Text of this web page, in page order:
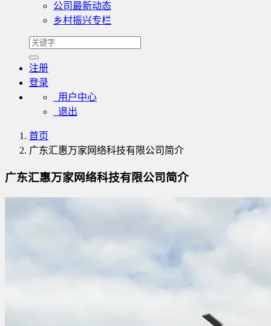
公司最新动态
乡村振兴专栏
注册
登录
用户中心
退出
首页
广东汇惠万家网络科技有限公司简介
广东汇惠万家网络科技有限公司简介